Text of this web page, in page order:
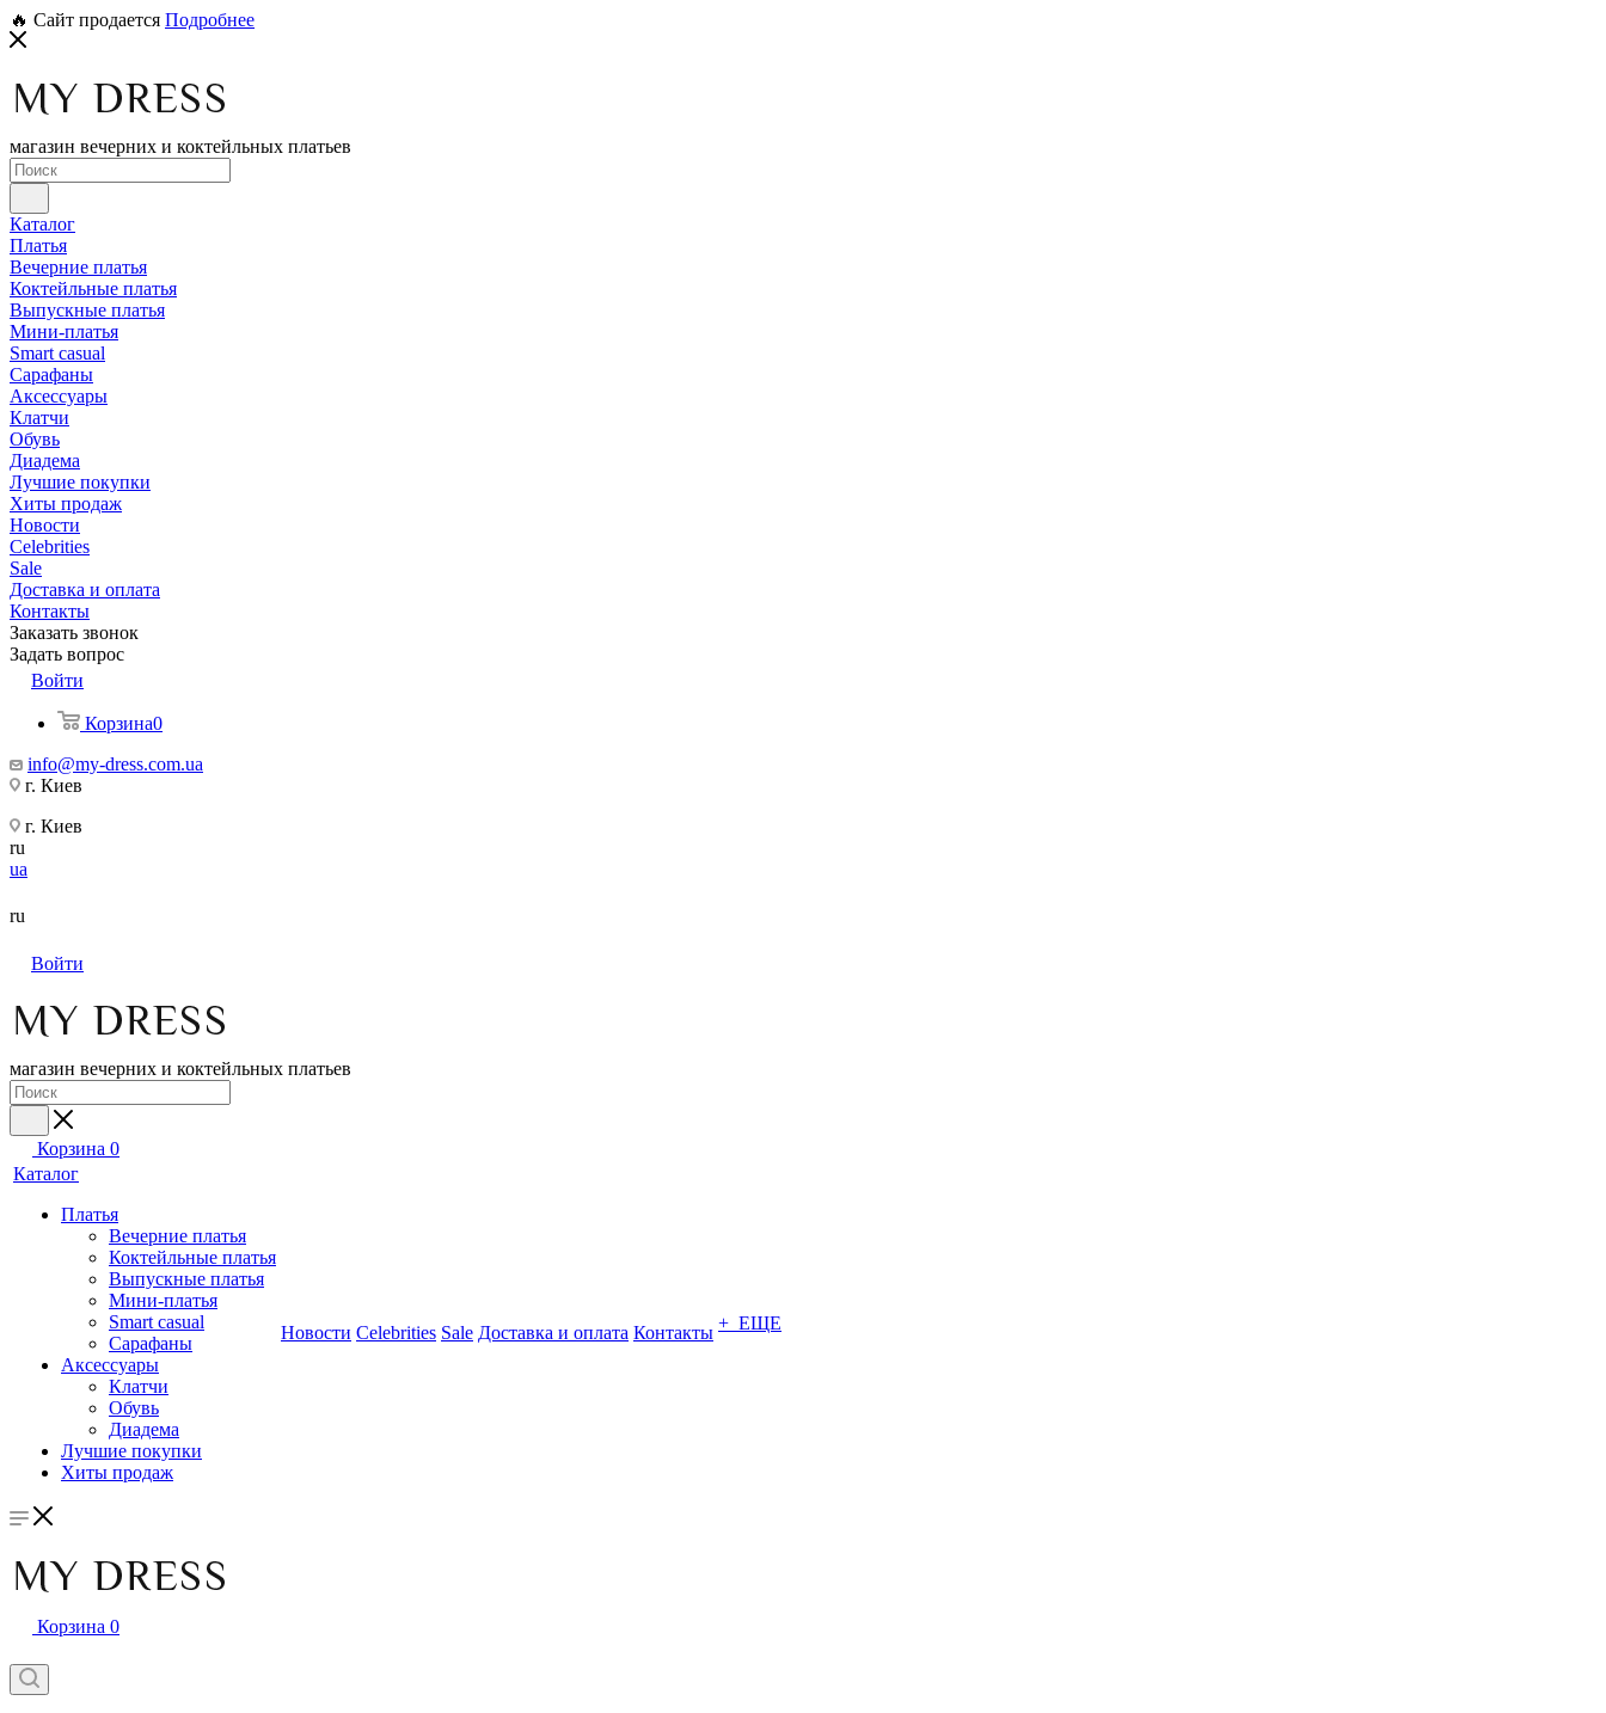
🔥 Сайт продается Подробнее
магазин вечерних и коктейльных платьев
Каталог
Платья
Вечерние платья
Коктейльные платья
Выпускные платья
Мини-платья
Smart casual
Сарафаны
Аксессуары
Клатчи
Обувь
Диадема
Лучшие покупки
Хиты продаж
Новости
Celebrities
Sale
Доставка и оплата
Контакты
Заказать звонок
Задать вопрос
Войти
Корзина0
info@my-dress.com.ua
г. Киев
г. Киев
ru
ua
ru
Войти
магазин вечерних и коктейльных платьев
Корзина 0
Каталог
Платья
Вечерние платья
Коктейльные платья
Выпускные платья
Мини-платья
Smart casual
Сарафаны
Аксессуары
Клатчи
Обувь
Диадема
Лучшие покупки
Хиты продаж
Новости Celebrities Sale Доставка и оплата Контакты + ЕЩЕ
Корзина 0